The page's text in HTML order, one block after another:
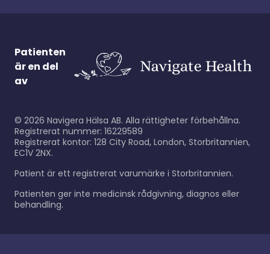
Patienten
är en del
av
© 2026 Navigera Hälsa AB. Alla rättigheter förbehållna.
Registrerat nummer: 16229589
Registrerat kontor: 128 City Road, London, Storbritannien,
EC1V 2NX.
Patient är ett registrerat varumärke i Storbritannien.
Patienten ger inte medicinsk rådgivning, diagnos eller
behandling.